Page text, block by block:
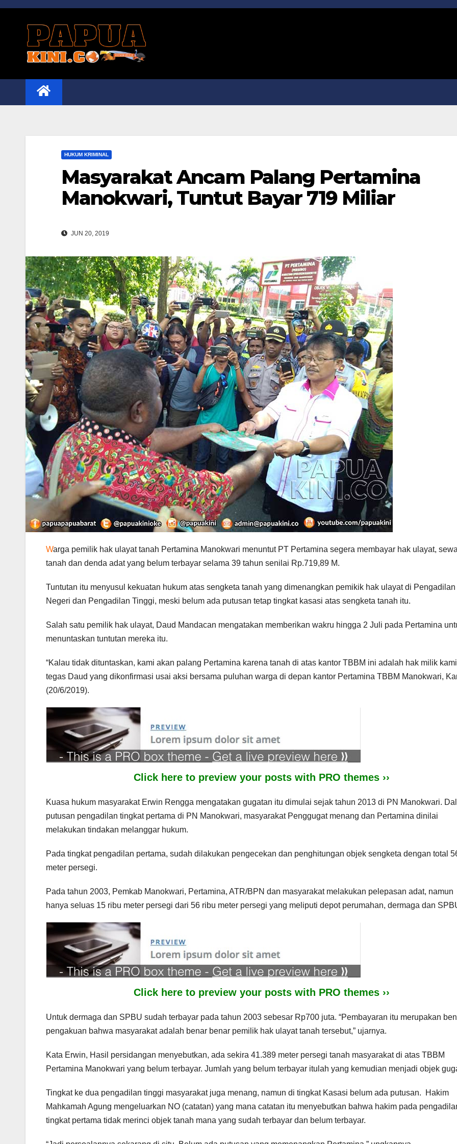
Skip
HUKUM KRIMINAL
Masyarakat Ancam Palang Pertamina
Manokwari, Tuntut Bayar 719 Miliar
JUN 20, 2019
Warga pemilik hak ulayat tanah Pertamina Manokwari menuntut PT Pertamina segera membayar hak ulayat, sewa
tanah dan denda adat yang belum terbayar selama 39 tahun senilai Rp.719,89 M.
Tuntutan itu menyusul kekuatan hukum atas sengketa tanah yang dimenangkan pemikik hak ulayat di Pengadilan
Negeri dan Pengadilan Tinggi, meski belum ada putusan tetap tingkat kasasi atas sengketa tanah itu.
Salah satu pemilik hak ulayat, Daud Mandacan mengatakan memberikan wakru hingga 2 Juli pada Pertamina
menuntaskan tuntutan mereka itu.
“Kalau tidak dituntaskan, kami akan palang Pertamina karena tanah di atas kantor TBBM ini adalah hak milik
tegas Daud yang dikonfirmasi usai aksi bersama puluhan warga di depan kantor Pertamina TBBM Manokwari,
(20/6/2019).
Click here to preview your posts with PRO themes ››
Kuasa hukum masyarakat Erwin Rengga mengatakan gugatan itu dimulai sejak tahun 2013 di PN Manokwari.
putusan pengadilan tingkat pertama di PN Manokwari, masyarakat Penggugat menang dan Pertamina dinilai
melakukan tindakan melanggar hukum.
Pada tingkat pengadilan pertama, sudah dilakukan pengecekan dan penghitungan objek sengketa dengan total
meter persegi.
Pada tahun 2003, Pemkab Manokwari, Pertamina, ATR/BPN dan masyarakat melakukan pelepasan adat, namun
hanya seluas 15 ribu meter persegi dari 56 ribu meter persegi yang meliputi depot perumahan, dermaga dan
Click here to preview your posts with PRO themes ››
Untuk dermaga dan SPBU sudah terbayar pada tahun 2003 sebesar Rp700 juta. “Pembayaran itu merupakan
pengakuan bahwa masyarakat adalah benar benar pemilik hak ulayat tanah tersebut,” ujarnya.
Kata Erwin, Hasil persidangan menyebutkan, ada sekira 41.389 meter persegi tanah masyarakat di atas TBBM
Pertamina Manokwari yang belum terbayar. Jumlah yang belum terbayar itulah yang kemudian menjadi objek
Tingkat ke dua pengadilan tinggi masyarakat juga menang, namun di tingkat Kasasi belum ada putusan. Hakim
Mahkamah Agung mengeluarkan NO (catatan) yang mana catatan itu menyebutkan bahwa hakim pada
tingkat pertama tidak merinci objek tanah mana yang sudah terbayar dan belum terbayar.